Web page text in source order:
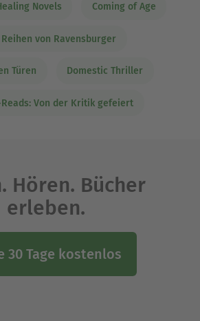
Novels Coming of Age
Reihen von Ravensburger
Türen Domestic Thriller
Von der Kritik gefeiert
Hören. Bücher
erleben.
30 Tage kostenlos